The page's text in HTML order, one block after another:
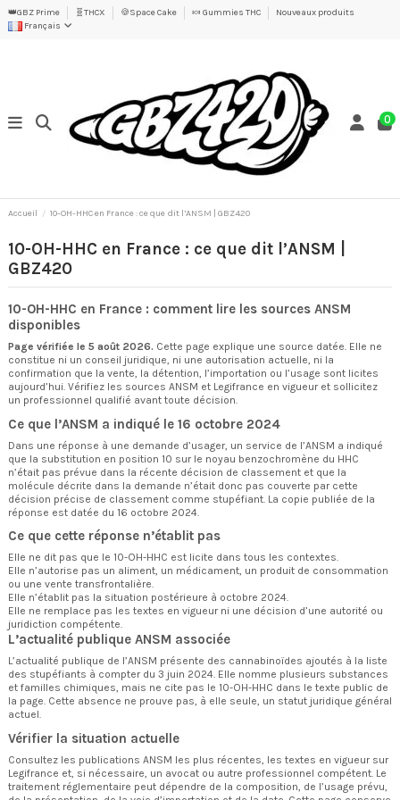
👑GBZ Prime 🧬THCX 🍪Space Cake 🍬 Gummies THC
Nouveaux produits
Français
0
Accueil 10-OH-HHC en France : ce que dit l’ANSM | GBZ420
10-OH-HHC en France : ce que dit l’ANSM |
GBZ420
10-OH-HHC en France : comment lire les sources ANSM
disponibles
Page vérifiée le 5 août 2026. Cette page explique une source datée. Elle ne
constitue ni un conseil juridique, ni une autorisation actuelle, ni la
confirmation que la vente, la détention, l’importation ou l’usage sont licites
aujourd’hui. Vérifiez les sources ANSM et Legifrance en vigueur et sollicitez
un professionnel qualifié avant toute décision.
Ce que l’ANSM a indiqué le 16 octobre 2024
Dans une réponse à une demande d’usager, un service de l’ANSM a indiqué
que la substitution en position 10 sur le noyau benzochromène du HHC
n’était pas prévue dans la récente décision de classement et que la
molécule décrite dans la demande n’était donc pas couverte par cette
décision précise de classement comme stupéfiant. La copie publiée de la
réponse est datée du 16 octobre 2024.
Ce que cette réponse n’établit pas
Elle ne dit pas que le 10-OH-HHC est licite dans tous les contextes.
Elle n’autorise pas un aliment, un médicament, un produit de consommation
ou une vente transfrontalière.
Elle n’établit pas la situation postérieure à octobre 2024.
Elle ne remplace pas les textes en vigueur ni une décision d’une autorité ou
juridiction compétente.
L’actualité publique ANSM associée
L’actualité publique de l’ANSM présente des cannabinoïdes ajoutés à la liste
des stupéfiants à compter du 3 juin 2024. Elle nomme plusieurs substances
et familles chimiques, mais ne cite pas le 10-OH-HHC dans le texte public de
la page. Cette absence ne prouve pas, à elle seule, un statut juridique général
actuel.
Vérifier la situation actuelle
Consultez les publications ANSM les plus récentes, les textes en vigueur sur
Legifrance et, si nécessaire, un avocat ou autre professionnel compétent. Le
traitement réglementaire peut dépendre de la composition, de l’usage prévu,